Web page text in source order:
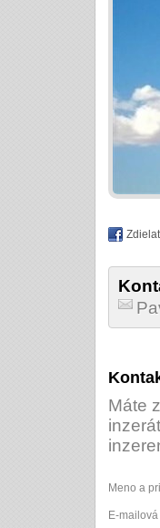
Máte
Meno a
E-